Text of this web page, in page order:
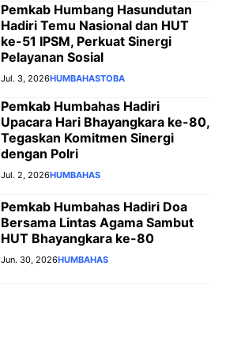
Pemkab Humbang Hasundutan
Hadiri Temu Nasional dan HUT
ke-51 IPSM, Perkuat Sinergi
Pelayanan Sosial
Jul. 3, 2026HUMBAHASTOBA
Pemkab Humbahas Hadiri
Upacara Hari Bhayangkara ke-80,
Tegaskan Komitmen Sinergi
dengan Polri
Jul. 2, 2026HUMBAHAS
Pemkab Humbahas Hadiri Doa
Bersama Lintas Agama Sambut
HUT Bhayangkara ke-80
Jun. 30, 2026HUMBAHAS